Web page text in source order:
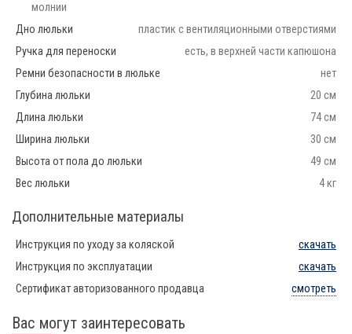
молнии
Дно люльки
пластик с вентиляционными отверстиями
Ручка для переноски
есть, в верхней части капюшона
Ремни безопасности в люльке
нет
Глубина люльки
20 см
Длина люльки
74 см
Ширина люльки
30 см
Высота от пола до люльки
49 см
Вес люльки
4 кг
Дополнительные материалы
Инструкция по уходу за коляской
скачать
Инструкция по эксплуатации
скачать
Сертификат авторизованного продавца
смотреть
Вас могут заинтересовать